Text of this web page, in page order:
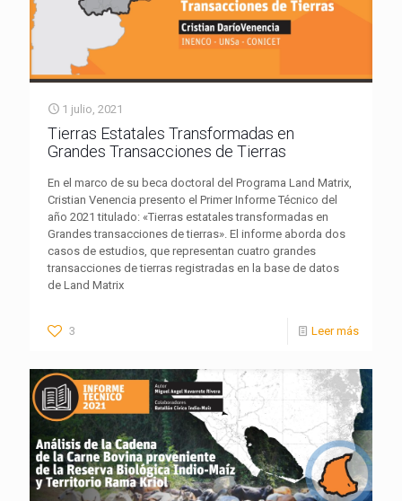
1 julio, 2021
Tierras Estatales Transformadas en
Grandes Transacciones de Tierras
En el marco de su beca doctoral del Programa Land Matrix,
Cristian Venencia presento el Primer Informe Técnico del
año 2021 titulado: «Tierras estatales transformadas en
Grandes transacciones de tierras». El informe aborda dos
casos de estudios, que representan cuatro grandes
transacciones de tierras registradas en la base de datos
de Land Matrix
3 Leer más